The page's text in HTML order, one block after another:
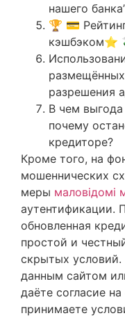
нашего
🏆 💳
кэшбэком⭐
разрешения
В чем
почему
кредиторе?
Кроме того, на
мошеннических
меры маловідомі
аутентификации.
обновленная
простой и
скрытых
данным сайтом
даёте согласие
принимаете